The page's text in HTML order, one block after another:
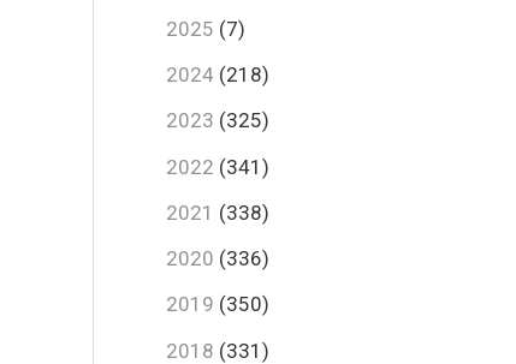
2025 (7)
2024 (218)
2023 (325)
2022 (341)
2021 (338)
2020 (336)
2019 (350)
2018 (331)